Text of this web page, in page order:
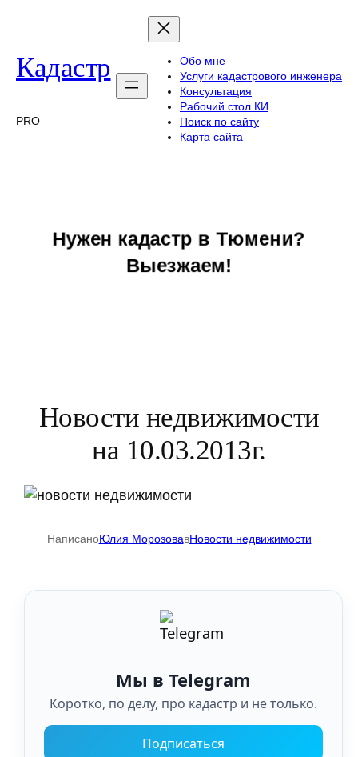
Кадастр
PRO
Обо мне
Услуги кадастрового инженера
Консультация
Рабочий стол КИ
Поиск по сайту
Карта сайта
Нужен кадастр в Тюмени?
Выезжаем!
Новости недвижимости
на 10.03.2013г.
НаписаноЮлия МорозовавНовости недвижимости
Мы в Telegram
Коротко, по делу, про кадастр и не только.
Подписаться